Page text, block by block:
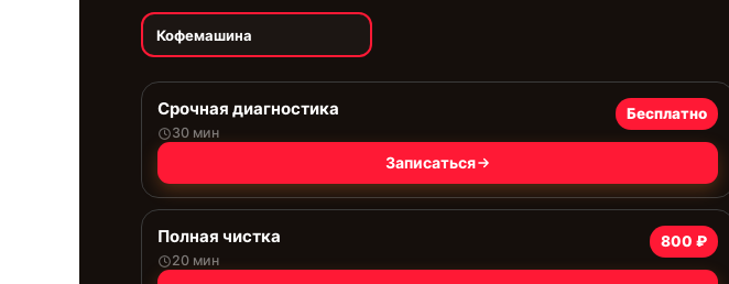
Кофемашина
Срочная диагностика
30 мин
Бесплатно
Записаться
Полная чистка
20 мин
800 ₽